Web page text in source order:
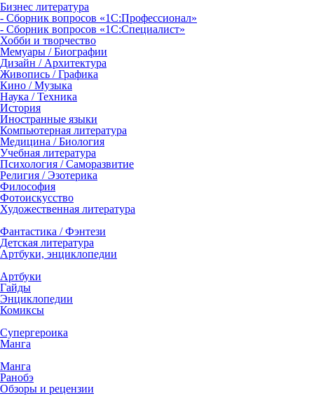
Бизнес литература
- Сборник вопросов «1С:Профессионал»
- Сборник вопросов «1С:Специалист»
Хобби и творчество
Мемуары / Биографии
Дизайн / Архитектура
Живопись / Графика
Кино / Музыка
Наука / Техника
История
Иностранные языки
Компьютерная литература
Медицина / Биология
Учебная литература
Психология / Саморазвитие
Религия / Эзотерика
Философия
Фотоискусство
Художественная литература
Фантастика / Фэнтези
Детская литература
Артбуки, энциклопедии
Артбуки
Гайды
Энциклопедии
Комиксы
Супергероика
Манга
Манга
Ранобэ
Обзоры и рецензии